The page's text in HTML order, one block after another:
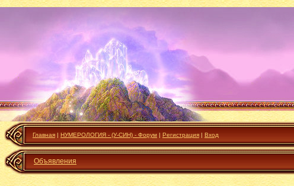
Главная | НУМЕРОЛОГИЯ - (У-СИН) - Форум | Регистрация | Вход
Объявления